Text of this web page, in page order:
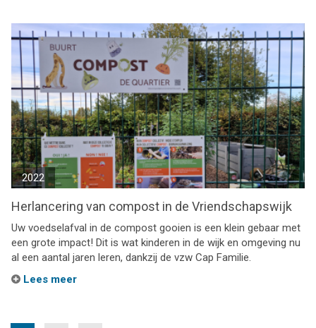
2022
Herlancering van compost in de Vriendschapswijk
Uw voedselafval in de compost gooien is een klein gebaar met
een grote impact! Dit is wat kinderen in de wijk en omgeving nu
al een aantal jaren leren, dankzij de vzw Cap Familie.
Lees meer